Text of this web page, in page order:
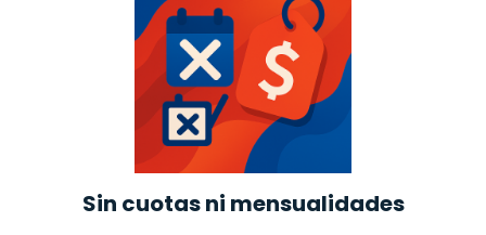
Sin cuotas ni mensualidades